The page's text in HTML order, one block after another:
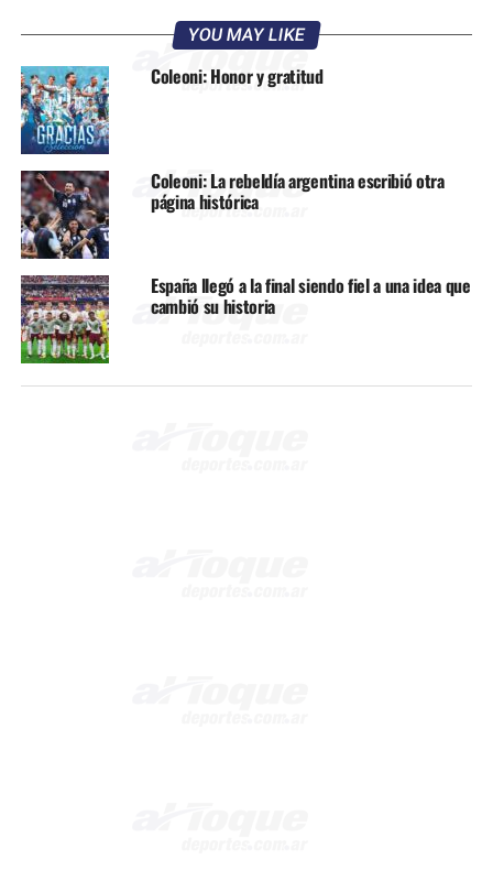
YOU MAY LIKE
Coleoni: Honor y gratitud
Coleoni: La rebeldía argentina escribió otra
página histórica
España llegó a la final siendo fiel a una idea que
cambió su historia